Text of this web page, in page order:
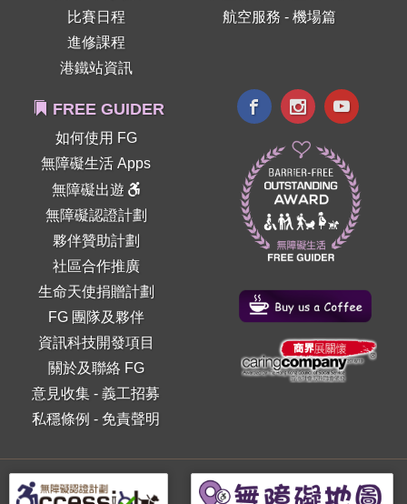
比賽日程
進修課程
港鐵站資訊
航空服務 - 機場篇
FREE GUIDER
如何使用 FG
無障礙生活 Apps
無障礙出遊
無障礙認證計劃
夥伴贊助計劃
社區合作推廣
生命天使捐贈計劃
FG 團隊及夥伴
資訊科技開發項目
關於及聯絡 FG
意見收集 -義工招募
私穩條例 - 免責聲明